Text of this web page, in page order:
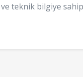
teknik bilgiye